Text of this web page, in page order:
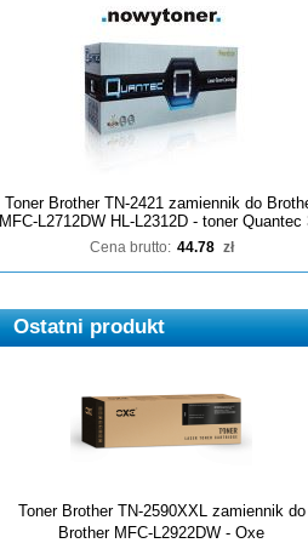
Toner Brother TN-2421 zamiennik do
MFC-L2712DW HL-L2312D - toner Quantec
Cena brutto: 44.78 zł
Ostatni produkt
Toner Brother TN-2590XXL zamiennik do
Brother MFC-L2922DW - Oxe